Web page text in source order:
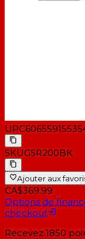
UPC
SKUGSR200BK
Ajouter aux
CA$369.99
Options de
checkout
Recevez 1850